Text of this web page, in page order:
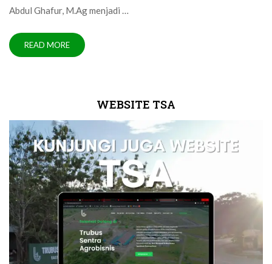
Abdul Ghafur, M.Ag menjadi …
READ MORE
WEBSITE TSA